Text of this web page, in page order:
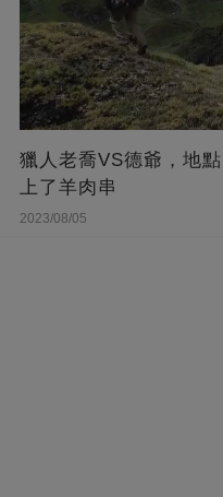
獵人老喬VS德爺，地
上了羊肉串
2023/08/05